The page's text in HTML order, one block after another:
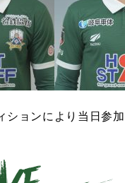
ションにより当日参